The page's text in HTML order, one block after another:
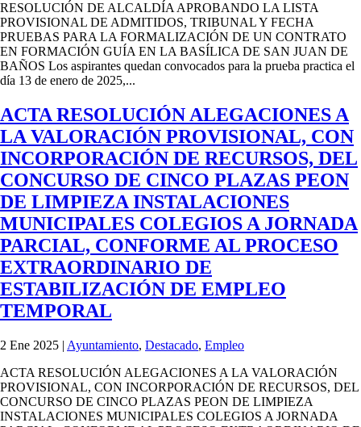
RESOLUCIÓN DE ALCALDÍA APROBANDO LA LISTA
PROVISIONAL DE ADMITIDOS, TRIBUNAL Y FECHA
PRUEBAS PARA LA FORMALIZACIÓN DE UN CONTRATO
EN FORMACIÓN GUÍA EN LA BASÍLICA DE SAN JUAN DE
BAÑOS Los aspirantes quedan convocados para la prueba practica el
día 13 de enero de 2025,...
ACTA RESOLUCIÓN ALEGACIONES A
LA VALORACIÓN PROVISIONAL, CON
INCORPORACIÓN DE RECURSOS, DEL
CONCURSO DE CINCO PLAZAS PEON
DE LIMPIEZA INSTALACIONES
MUNICIPALES COLEGIOS A JORNADA
PARCIAL, CONFORME AL PROCESO
EXTRAORDINARIO DE
ESTABILIZACIÓN DE EMPLEO
TEMPORAL
2 Ene 2025 | Ayuntamiento, Destacado, Empleo
ACTA RESOLUCIÓN ALEGACIONES A LA VALORACIÓN
PROVISIONAL, CON INCORPORACIÓN DE RECURSOS, DEL
CONCURSO DE CINCO PLAZAS PEON DE LIMPIEZA
INSTALACIONES MUNICIPALES COLEGIOS A JORNADA